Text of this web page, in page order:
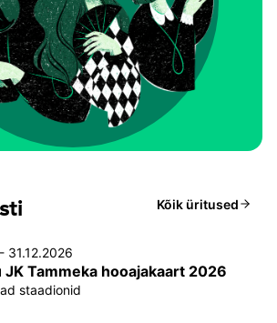
Kõik üritused
31.12.2026
JK Tammeka hooajakaart 2026
staadionid